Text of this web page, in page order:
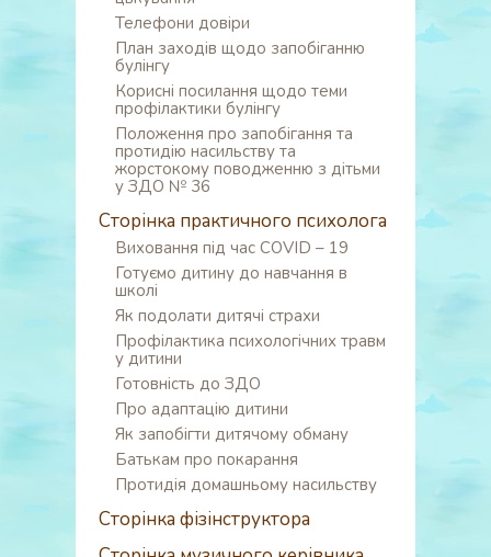
Телефони довіри
План заходів щодо запобіганню
булінгу
Корисні посилання щодо теми
профілактики булінгу
Положення про запобігання та
протидію насильству та
жорстокому поводженню з дітьми
у ЗДО № 36
Сторінка практичного психолога
Виховання під час COVID – 19
Готуємо дитину до навчання в
школі
Як подолати дитячі страхи
Профілактика психологічних травм
у дитини
Готовність до ЗДО
Про адаптацію дитини
Як запобігти дитячому обману
Батькам про покарання
Протидія домашньому насильству
Сторінка фізінструктора